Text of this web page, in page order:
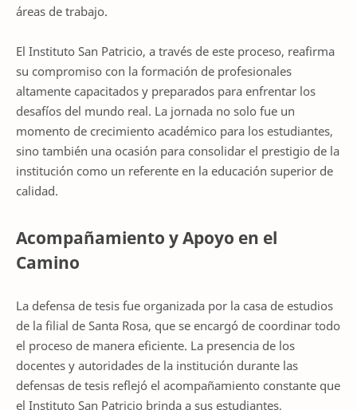
áreas de trabajo.
El Instituto San Patricio, a través de este proceso, reafirma
su compromiso con la formación de profesionales
altamente capacitados y preparados para enfrentar los
desafíos del mundo real. La jornada no solo fue un
momento de crecimiento académico para los estudiantes,
sino también una ocasión para consolidar el prestigio de la
institución como un referente en la educación superior de
calidad.
Acompañamiento y Apoyo en el
Camino
La defensa de tesis fue organizada por la casa de estudios
de la filial de Santa Rosa, que se encargó de coordinar todo
el proceso de manera eficiente. La presencia de los
docentes y autoridades de la institución durante las
defensas de tesis reflejó el acompañamiento constante que
el Instituto San Patricio brinda a sus estudiantes,